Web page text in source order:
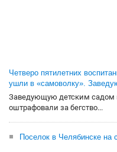
Четверо пятилетних
ушли в «самоволку».
Заведующую детским садом
оштрафовали за бегство...
Поселок в Челябинске на